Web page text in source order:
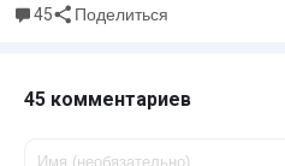
45 Поделиться
45 комментариев